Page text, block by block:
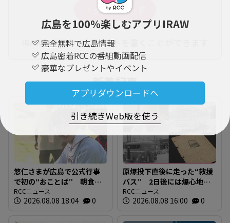
広島を100％楽しむアプリIRAW
完全無料で広島情報
広島密着RCCの番組動画配信
豪華なプレゼントやイベント
アプリダウンロードへ
引き続きWeb版を使う
IRAWアプリからコメントを書くことができます
新着記事
悠仁さまが広島で公式行事
で初の“おことば” 朝食作
りや丸太切りも 福山市で
は博物館を視察
RCCニュース
2026.08.08 18:04 0
原爆投下直後に走った“救援
バス” 2日後には爆心地至
近に路線バスも 戦時下か
ら復興まで支えた“バスの歴
RCCニュース
2026.08.08 16:00 0